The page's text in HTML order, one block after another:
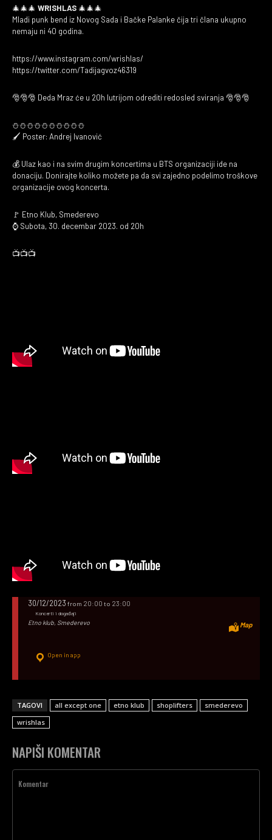
🎄🎄🎄 WRISHLAS🎄🎄🎄
Mladi punk bend iz Novog Sada i Bačke Palanke čija tri člana ukupno
nemaju ni 40 godina.
https://www.instagram.com/wrishlas/
https://twitter.com/Tadijagvoz46319
🎅🎅🎅 Deda Mraz će u 20h lutrijom odrediti redosled sviranja 🎅🎅🎅
⛄⛄⛄⛄⛄⛄⛄⛄⛄⛄
🖌️ Poster: Andrej Ivanović
💰 Ulaz kao i na svim drugim koncertima u BTS organizaciji ide na
donaciju. Donirajte koliko možete pa da svi zajedno podelimo troškove
organizacije ovog koncerta.
🚩 Etno Klub, Smederevo
⌚ Subota, 30. decembar 2023. od 20h
📺📺📺
30/12/2023 from 20:00 to 23:00
Koncerti i događaji
Etno klub, Smederevo Map
Open in app
TAGOVI all except one etno klub shoplifters
smederevo
wrishlas
NAPIŠI KOMENTAR